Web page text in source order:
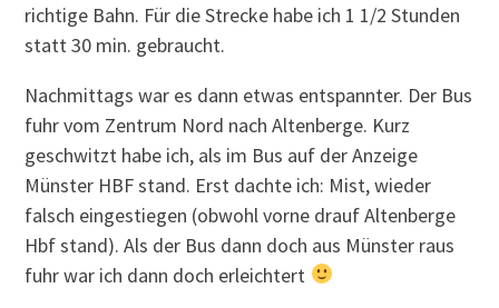
richtige Bahn. Für die Strecke habe ich 1 1/2 Stunden
statt 30 min. gebraucht.
Nachmittags war es dann etwas entspannter. Der Bus
fuhr vom Zentrum Nord nach Altenberge. Kurz
geschwitzt habe ich, als im Bus auf der Anzeige
Münster HBF stand. Erst dachte ich: Mist, wieder
falsch eingestiegen (obwohl vorne drauf Altenberge
Hbf stand). Als der Bus dann doch aus Münster raus
fuhr war ich dann doch erleichtert